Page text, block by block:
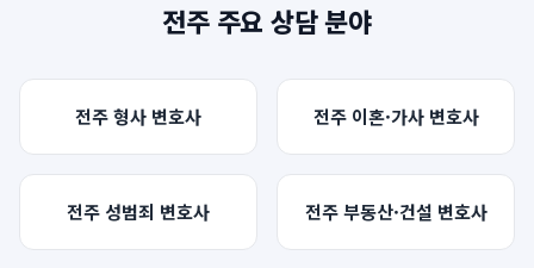
전주주요 상담 분야
전주형사 변호사 전주 이혼·가사변호사
전주 성범죄 변호사 전주 부동산·건설 변호사